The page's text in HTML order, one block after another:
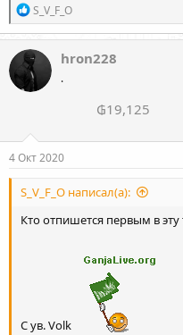
Р
е
а
к
ц
и
и
S_V_F_O
hron228
.
₲19,125
4 Окт 2020
S_V_F_O написал(а):
Кто отпишется первым в
С ув. Volk